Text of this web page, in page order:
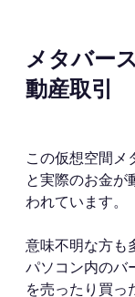
メタバー
動産取引
この仮想空間メ
と実際のお金が
われています。
意味不明な方も
パソコン内のバ
を売ったり買っ